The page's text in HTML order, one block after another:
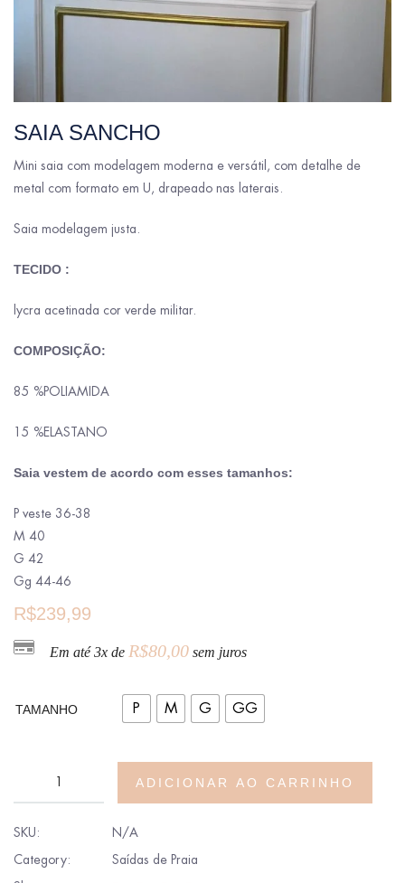
SAIA SANCHO
Mini saia com modelagem moderna e versátil, com detalhe de
metal com formato em U, drapeado nas laterais.
Saia modelagem justa.
TECIDO :
lycra acetinada cor verde militar.
COMPOSIÇÃO:
85 %POLIAMIDA
15 %ELASTANO
Saia vestem de acordo com esses tamanhos:
P veste 36-38
M 40
G 42
Gg 44-46
R$239,99
Em até 3x de R$80,00 sem juros
TAMANHO P M G GG
ADICIONAR AO CARRINHO
SKU:
N/A
Category:
Saídas de Praia